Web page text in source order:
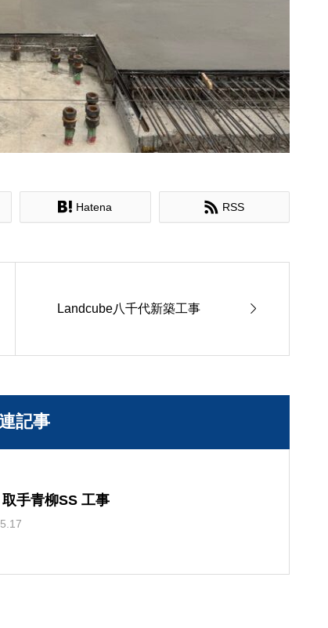
 Hatena  RSS
Landcube八千代新築工事 
記事
手青柳SS 工事